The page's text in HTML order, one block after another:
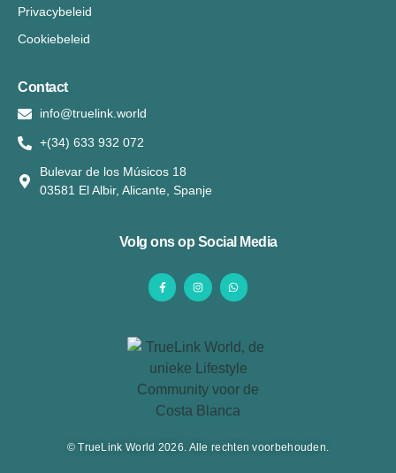
Privacybeleid
Cookiebeleid
Contact
info@truelink.world
+(34) 633 932 072
Bulevar de los Músicos 18
03581 El Albir, Alicante, Spanje
Volg ons op Social Media
© TrueLink World 2026. Alle rechten voorbehouden.